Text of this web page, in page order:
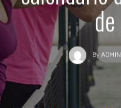
ByADMIN